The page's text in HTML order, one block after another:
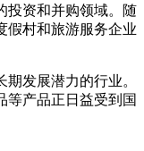
投资和并购领域。随
假村和旅游服务企业
发展潜力的行业。
等产品正日益受到国